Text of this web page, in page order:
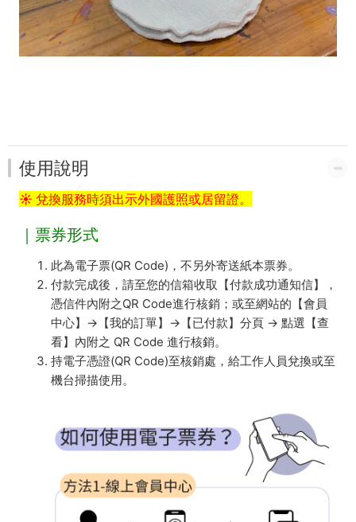
使用說明
☀ 兌換服務時須出示外國護照或居留證。
｜票券形式
此為電子票(QR Code)，不另外寄送紙本票券。
付款完成後，請至您的信箱收取【付款成功通知信】，
憑信件內附之QR Code進行核銷；或至網站的【會員
中心】→【我的訂單】→【已付款】分頁 → 點選【查
看】內附之 QR Code 進行核銷。
持電子憑證(QR Code)至核銷處，給工作人員兌換或至
機台掃描使用。